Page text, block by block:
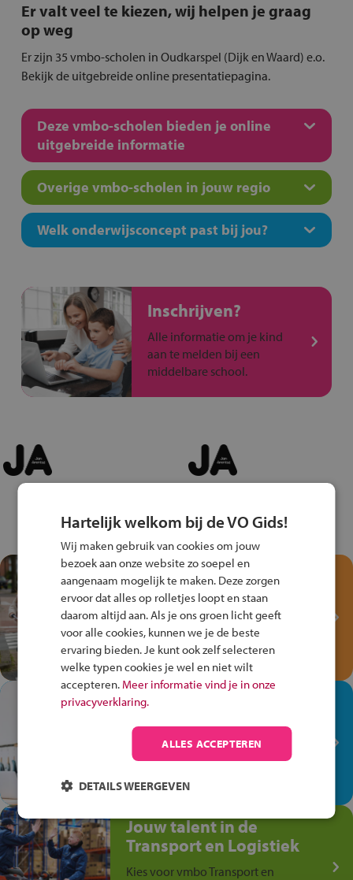
Er valt veel te kiezen, wij helpen je graag
op weg
Er zijn 35 vmbo-scholen in Oudkarspel (Dijk en Waard) e.o.
Bekijk de uitgebreide online presentatiepagina.
Deze vmbo-scholen bieden je online
uitgebreide informatie
Overige vmbo-scholen in jouw regio
Welk onderwijsconcept past bij jou?
Inschrijven?
Alle informatie om je kind
aan te melden bij een
middelbare school.
Test je kennis met het
Fiets Veilig
Verkeersspel!
Speel het Fiets Veilig Verkeersspel
en win een Cortina-fiets!
In de winkel ben je op je
plek!
Ontdek via het vmbo jouw talent
op de winkelvloer, waar elke dag
anders is!
Jouw talent in de
Transport en Logistiek
Kies voor vmbo Transport en
Hartelijk welkom bij de VO Gids!
Wij maken gebruik van cookies om jouw
bezoek aan onze website zo soepel en
aangenaam mogelijk te maken. Deze zorgen
ervoor dat alles op rolletjes loopt en staan
daarom altijd aan. Als je ons groen licht geeft
voor alle cookies, kunnen we je de beste
ervaring bieden. Je kunt ook zelf selecteren
welke typen cookies je wel en niet wilt
accepteren. Meer informatie vind je in onze
privacyverklaring.
ALLES ACCEPTEREN
DETAILS WEERGEVEN